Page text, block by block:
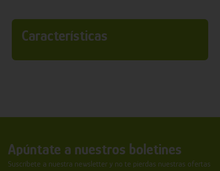
Características
Apúntate a nuestros boletines
Suscríbete a nuestra newsletter y no te pierdas nuestras ofertas